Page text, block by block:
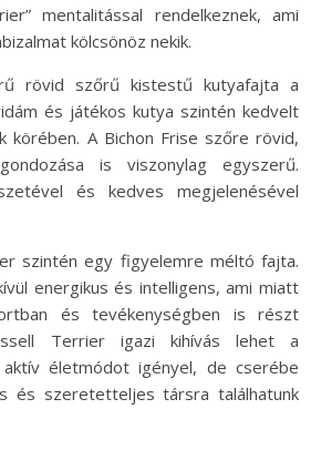
mentalitással rendelkeznek, ami
kölcsönöz nekik.
rövid szőrű kistestű kutyafajta a
és játékos kutya szintén kedvelt
körében. A Bichon Frise szőre rövid,
is viszonylag egyszerű.
és kedves megjelenésével
szintén egy figyelemre méltó fajta.
energikus és intelligens, ami miatt
és tevékenységben is részt
Terrier igazi kihívás lehet a
aktív életmódot igényel, de cserébe
és szeretetteljes társra találhatunk